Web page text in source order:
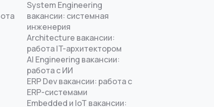
System Engineering
вакансии: системная
инженерия
Architecture вакансии:
работа IT-архитектором
AI Engineering вакансии:
работа с ИИ
ERP Dev вакансии: работа с
ERP-системами
Embedded и IoT вакансии: